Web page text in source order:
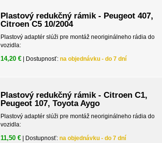
Plastový redukčný rámik - Peugeot 407,
Citroen C5 10/2004
Plastový adaptér slúži pre montáž neoriginálneho rádia do
vozidla:
14,20 € | Dostupnosť: na objednávku - do 7 dní
Plastový redukčný rámik - Citroen C1,
Peugeot 107, Toyota Aygo
Plastový adaptér slúži pre montáž neoriginálneho rádia do
vozidla:
11,50 € | Dostupnosť: na objednávku - do 7 dní